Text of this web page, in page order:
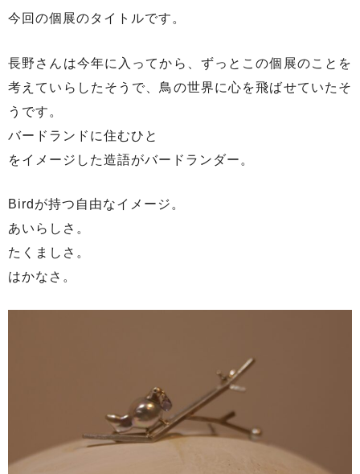
今回の個展のタイトルです。
長野さんは今年に入ってから、ずっとこの個展のことを
考えていらしたそうで、鳥の世界に心を飛ばせていたそ
うです。
バードランドに住むひと
をイメージした造語がバードランダー。
Birdが持つ自由なイメージ。
あいらしさ。
たくましさ。
はかなさ。